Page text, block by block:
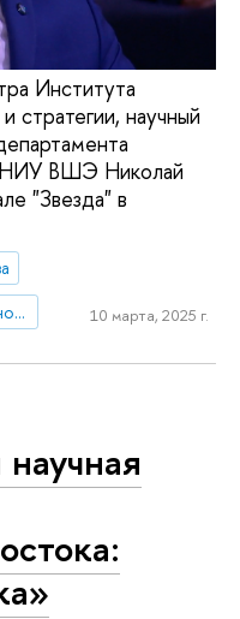
Института
стратегии, научный
НИУ ВШЭ Николай
"Звезда" в
Институт мировой военной экономики и стратегии
10 марта, 2025 г.